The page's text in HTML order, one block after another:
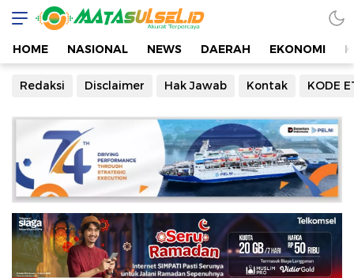
HOME NASIONAL NEWS DAERAH EKONOMI
Redaksi Disclaimer Hak Jawab Kontak KODE